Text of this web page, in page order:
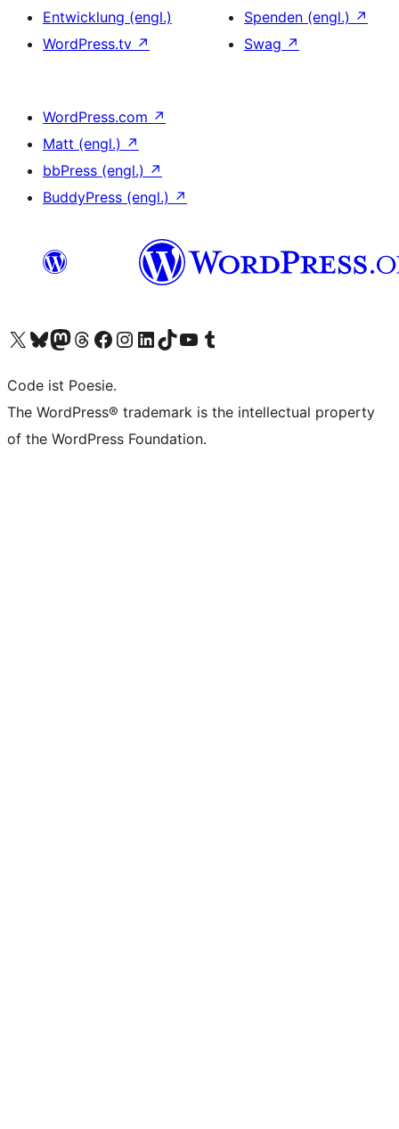
Entwicklung (engl.)
WordPress.tv ↗
Spenden (engl.) ↗
Swag ↗
WordPress.com ↗
Matt (engl.) ↗
bbPress (engl.) ↗
BuddyPress (engl.) ↗
Das X-Konto (früher Twitter) von WordPress.org besuchen
Das Bluesky-Konto von WordPress.org besuchen
Das Mastodon-Konto von WordPress.org besuchen
Das Threads-Konto von WordPress.org besuchen
Die Facebook-Seite von WordPress.org besuchen
Das Instagram-Konto von WordPress.org besuchen
Das LinkedIn-Konto von WordPress.org besuchen
Das TikTok-Konto von WordPress.org besuchen
Den YouTube-Kanal von WordPress.org besuchen
Das Tumblr-Konto von WordPress.org besuchen
Code ist Poesie.
The WordPress® trademark is the intellectual property
of the WordPress Foundation.